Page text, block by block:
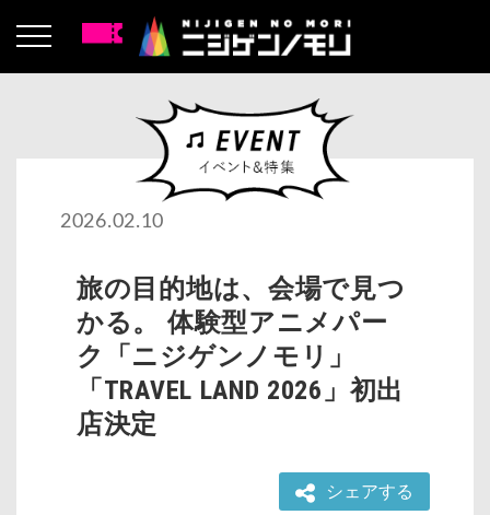
2026.02.10
旅の目的地は、会場で見つ
かる。 体験型アニメパー
ク「ニジゲンノモリ」
「TRAVEL LAND 2026」初出
店決定
シェアする